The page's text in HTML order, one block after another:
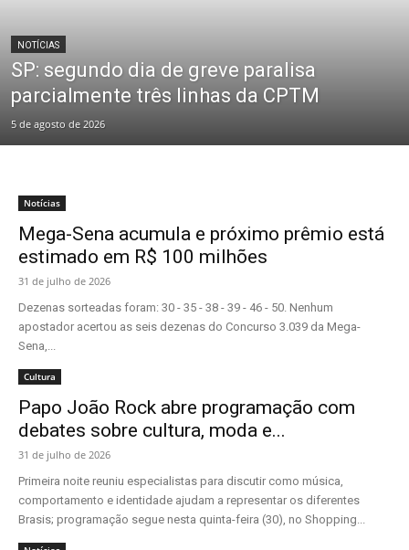
NOTÍCIAS
SP: segundo dia de greve paralisa
parcialmente três linhas da CPTM
5 de agosto de 2026
Notícias
Mega-Sena acumula e próximo prêmio está
estimado em R$ 100 milhões
31 de julho de 2026
Dezenas sorteadas foram: 30 - 35 - 38 - 39 - 46 - 50. Nenhum
apostador acertou as seis dezenas do Concurso 3.039 da Mega-
Sena,...
Cultura
Papo João Rock abre programação com
debates sobre cultura, moda e...
31 de julho de 2026
Primeira noite reuniu especialistas para discutir como música,
comportamento e identidade ajudam a representar os diferentes
Brasis; programação segue nesta quinta-feira (30), no Shopping...